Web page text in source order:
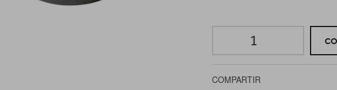
COMPARTIR